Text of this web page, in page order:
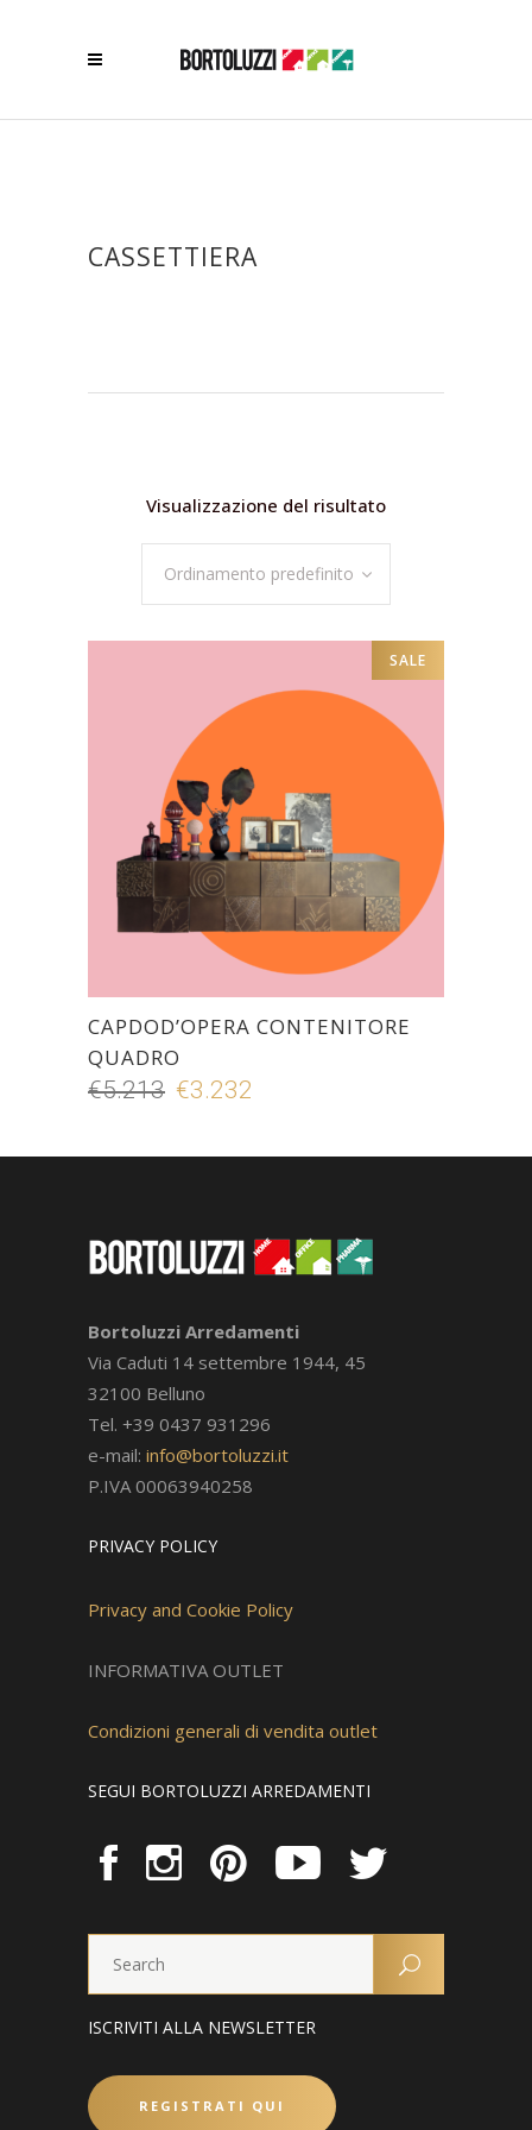
CASSETTIERA
Visualizzazione del risultato
Ordinamento predefinito
SALE
CAPDOD’OPERA CONTENITORE
QUADRO
€5.213 Il
€3.232
Bortoluzzi Arredamenti
Via Caduti 14 settembre 1944, 45
32100 Belluno
Tel. +39 0437 931296
e-mail: info@bortoluzzi.it
P.IVA 00063940258
PRIVACY POLICY
Privacy and Cookie Policy
INFORMATIVA OUTLET
Condizioni generali di vendita outlet
SEGUI BORTOLUZZI ARREDAMENTI
ISCRIVITI ALLA NEWSLETTER
REGISTRATI QUI